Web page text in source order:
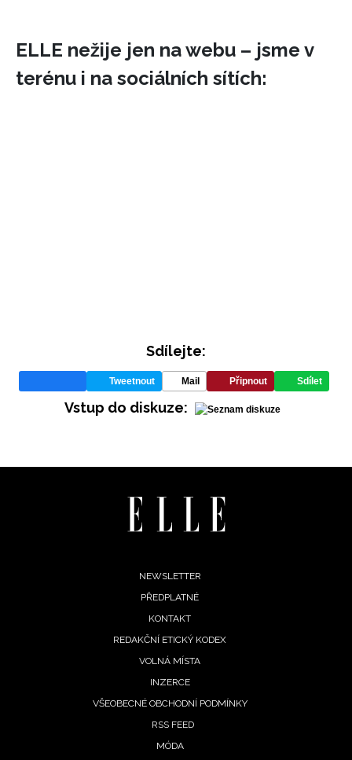
ELLE nežije jen na webu – jsme v
terénu i na sociálních sítích:
Sdílejte:
Tweetnout Mail Připnout Sdílet
Vstup do diskuze:
NEWSLETTER
PŘEDPLATNÉ
KONTAKT
REDAKČNÍ ETICKÝ KODEX
VOLNÁ MÍSTA
INZERCE
VŠEOBECNÉ OBCHODNÍ PODMÍNKY
RSS FEED
MÓDA